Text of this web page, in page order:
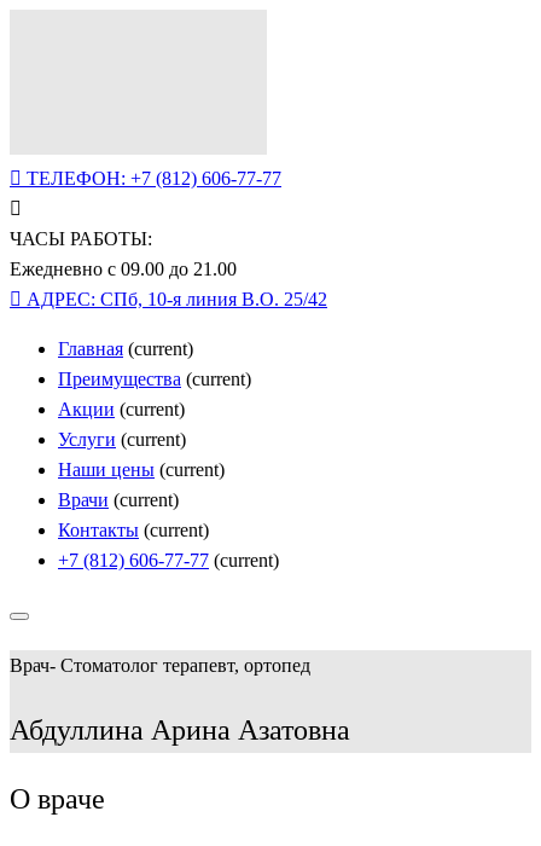
ТЕЛЕФОН: +7 (812) 606-77-77
ЧАСЫ РАБОТЫ:
Ежедневно с 09.00 до 21.00
АДРЕС: СПб, 10-я линия В.О. 25/42
Главная (current)
Преимущества (current)
Акции (current)
Услуги (current)
Наши цены (current)
Врачи (current)
Контакты (current)
+7 (812) 606-77-77 (current)
Врач- Стоматолог терапевт, ортопед
Абдуллина Арина Азатовна
О враче